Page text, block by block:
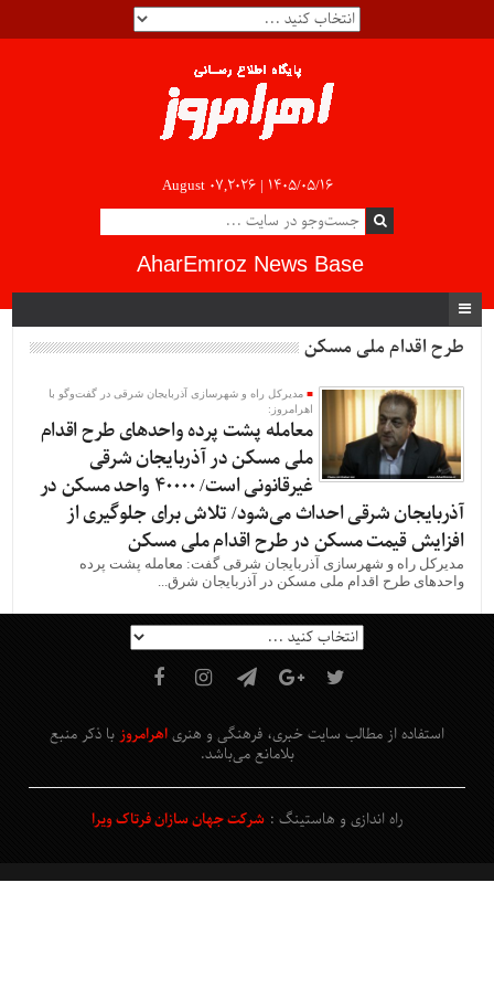
August 07,2026 | ۱۴۰۵/۰۵/۱۶
AharEmroz News Base
طرح اقدام ملی مسکن
مدیرکل راه و شهرسازی آذربایجان شرقی در گفت‌و‌گو با
اهرامروز:
معامله پشت پرده واحدهای طرح اقدام
ملی مسکن در آذربایجان شرقی
غیرقانونی است/ 40000 واحد مسکن در
آذربایجان شرقی احداث می‌شود/ تلاش برای جلوگیری از
افزایش قیمت مسکن در طرح اقدام ملی مسکن
مدیرکل راه و شهرسازی آذربایجان شرقی گفت: معامله پشت پرده
واحدهای طرح اقدام ملی مسکن در آذربایجان شرق...
استفاده از مطالب سایت خبری، فرهنگی و هنری اهرامروز با ذکر منبع
بلامانع می‌باشد.
راه اندازی و هاستینگ :شرکت جهان سازان فرتاک ویرا